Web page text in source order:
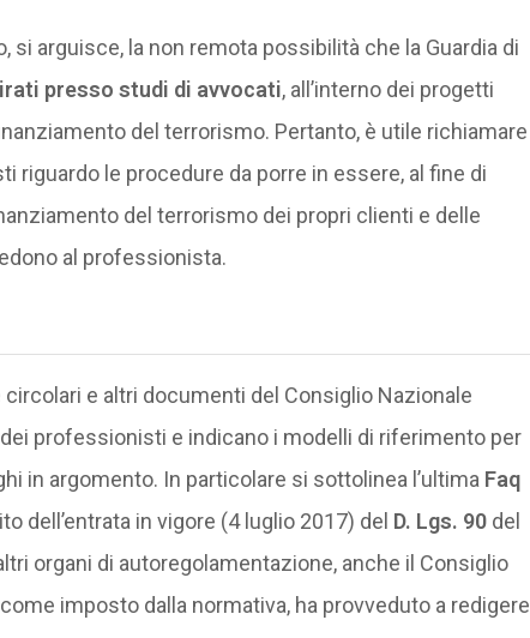
arguisce, la non remota possibilità che la Guardia di
presso studi di avvocati, all’interno dei progetti
del terrorismo. Pertanto, è utile richiamare
riguardo le procedure da porre in essere, al fine di
del terrorismo dei propri clienti e delle
al professionista.
e altri documenti del Consiglio Nazionale
professionisti e indicano i modelli di riferimento per
in argomento. In particolare si sottolinea l’ultima Faq
dell’entrata in vigore (4 luglio 2017) del D. Lgs. 90del
organi di autoregolamentazione, anche il Consiglio
imposto dalla normativa, ha provveduto a redigere